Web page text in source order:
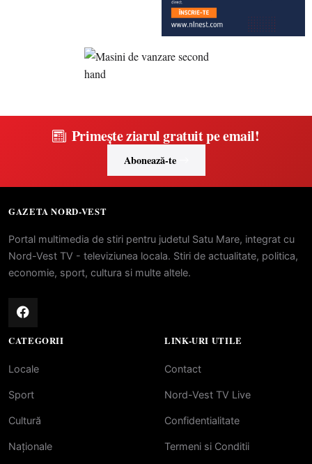
Primește ziarul gratuit pe email!
Abonează-te
GAZETA NORD-VEST
Portal multimedia de stiri pentru judetul Satu Mare, integrat cu
Nord-Vest TV - televiziunea locala. Stiri de actualitate, politica,
economie, sport, cultura si multe altele.
CATEGORII
Locale
Sport
Cultură
Naționale
LINK-URI UTILE
Contact
Nord-Vest TV Live
Confidentialitate
Termeni si Conditii